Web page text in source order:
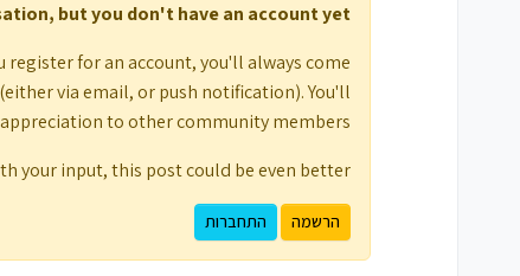
but you don't have an account yet.
for an account, you'll always come
via email, or push notification). You'll
to other community members.
your input, this post could be even better 💗
הרשמה התחברות